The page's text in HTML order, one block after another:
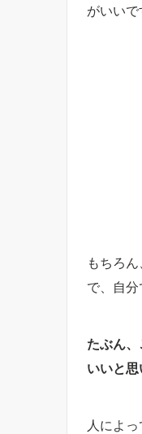
がいいで
もちろ
で、自分
たぶん
いいと思
人によ